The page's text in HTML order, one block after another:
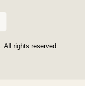
. All rights reserved.